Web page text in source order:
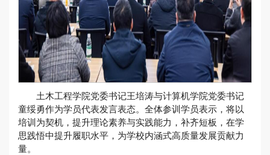
土木工程学院党委书记王培涛与计算机学院党委书记
童绥勇作为学员代表发言表态。全体参训学员表示，将以
培训为契机，提升理论素养与实践能力，补齐短板，在学
思践悟中提升履职水平，为学校内涵式高质量发展贡献力
量。